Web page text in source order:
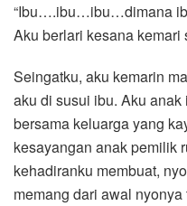
“Ibu….ibu…ibu…dimana
Aku berlari kesana
Seingatku, aku kemarin
aku di susui ibu. Aku
bersama keluarga yang
kesayangan anak pemilik
kehadiranku membuat,
memang dari awal